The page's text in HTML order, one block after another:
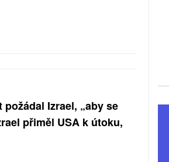
Izrael, „aby se
přiměl USA k útoku,